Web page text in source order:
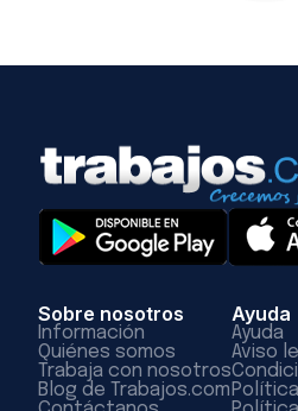
Sobre nosotros
Información
Quiénes somos
Trabaja con nosotros
Blog de Trabajos.com
Ayuda
Ayuda
Aviso